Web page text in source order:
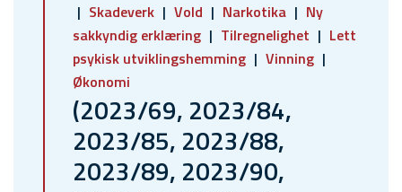
Skadeverk Vold Narkotika
Ny
sakkyndig erklæring
Tilregnelighet
Lett
psykisk utviklingshemming
Vinning
Økonomi
(2023/69, 2023/84,
2023/85, 2023/88,
2023/89, 2023/90,